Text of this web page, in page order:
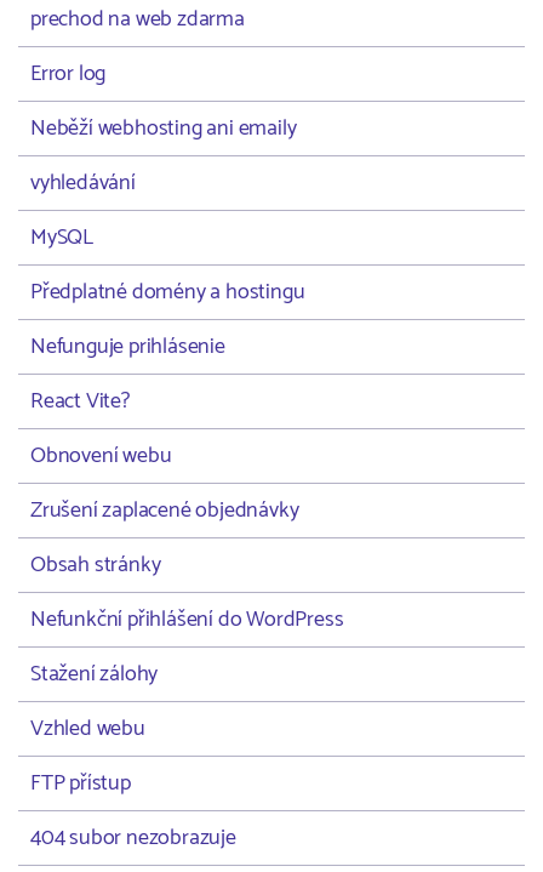
prechod na web zdarma
Error log
Neběží webhosting ani emaily
vyhledávání
MySQL
Předplatné domény a hostingu
Nefunguje prihlásenie
React Vite?
Obnovení webu
Zrušení zaplacené objednávky
Obsah stránky
Nefunkční přihlášení do WordPress
Stažení zálohy
Vzhled webu
FTP přístup
404 subor nezobrazuje